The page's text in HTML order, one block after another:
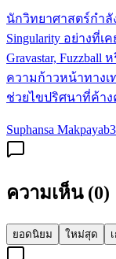
นักวิทยาศาสตร์กำ
Singularity อย่างที่
Gravastar,
ความก้าวหน้าทาง
ช่วยไขปริศนาที่ค้า
Suphansa Makpayab
ความเห็น (0)
ยอดนิยม ใหม่สุด